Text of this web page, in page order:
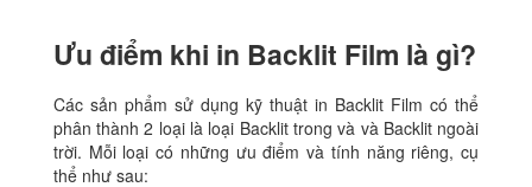
Ưu điểm khi in Backlit Film là gì?
Các sản phẩm sử dụng kỹ thuật in Backlit Film có thể
phân thành 2 loại là loại Backlit trong và và Backlit ngoài
trời. Mỗi loại có những ưu điểm và tính năng riêng, cụ
thể như sau: